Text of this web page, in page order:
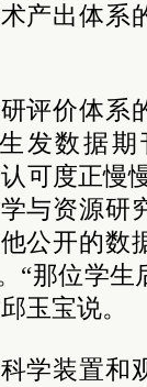
产出体系
评价体系
发数据
可度正慢
与资源研
公开的数
“那位学
玉宝说。
学装置和